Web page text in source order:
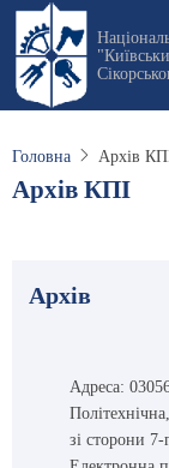
Перейти
основного
вмісту
Головна Архів
Архів КПІ
Архів
Адреса:
зі сторони 7-